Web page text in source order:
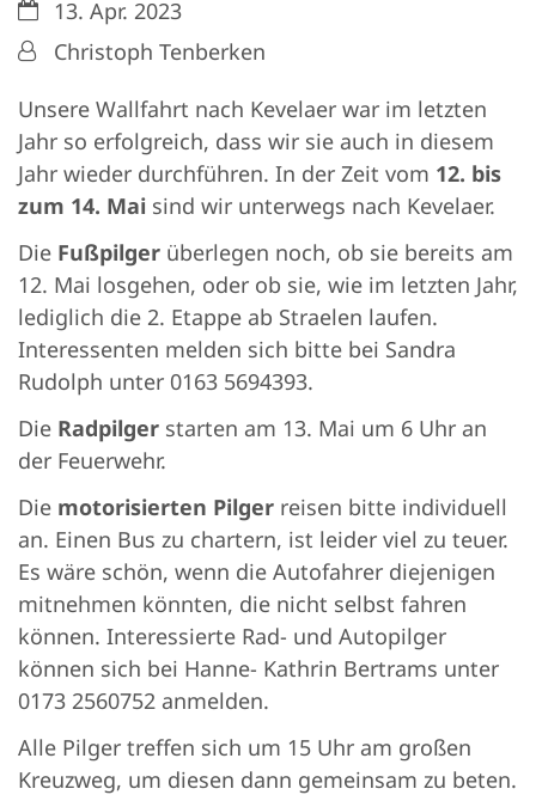
Datum:13. Apr. 2023
Von:Christoph Tenberken
Unsere Wallfahrt nach Kevelaer war im letzten
Jahr so erfolgreich, dass wir sie auch in diesem
Jahr wieder durchführen. In der Zeit vom 12. bis
zum 14. Mai sind wir unterwegs nach Kevelaer.
Die Fußpilger überlegen noch, ob sie bereits am
12. Mai losgehen, oder ob sie, wie im letzten Jahr,
lediglich die 2. Etappe ab Straelen laufen.
Interessenten melden sich bitte bei Sandra
Rudolph unter 0163 5694393.
Die Radpilger starten am 13. Mai um 6 Uhr an
der Feuerwehr.
Die motorisierten Pilger reisen bitte individuell
an. Einen Bus zu chartern, ist leider viel zu teuer.
Es wäre schön, wenn die Autofahrer diejenigen
mitnehmen könnten, die nicht selbst fahren
können. Interessierte Rad- und Autopilger
können sich bei Hanne- Kathrin Bertrams unter
0173 2560752 anmelden.
Alle Pilger treffen sich um 15 Uhr am großen
Kreuzweg, um diesen dann gemeinsam zu beten.